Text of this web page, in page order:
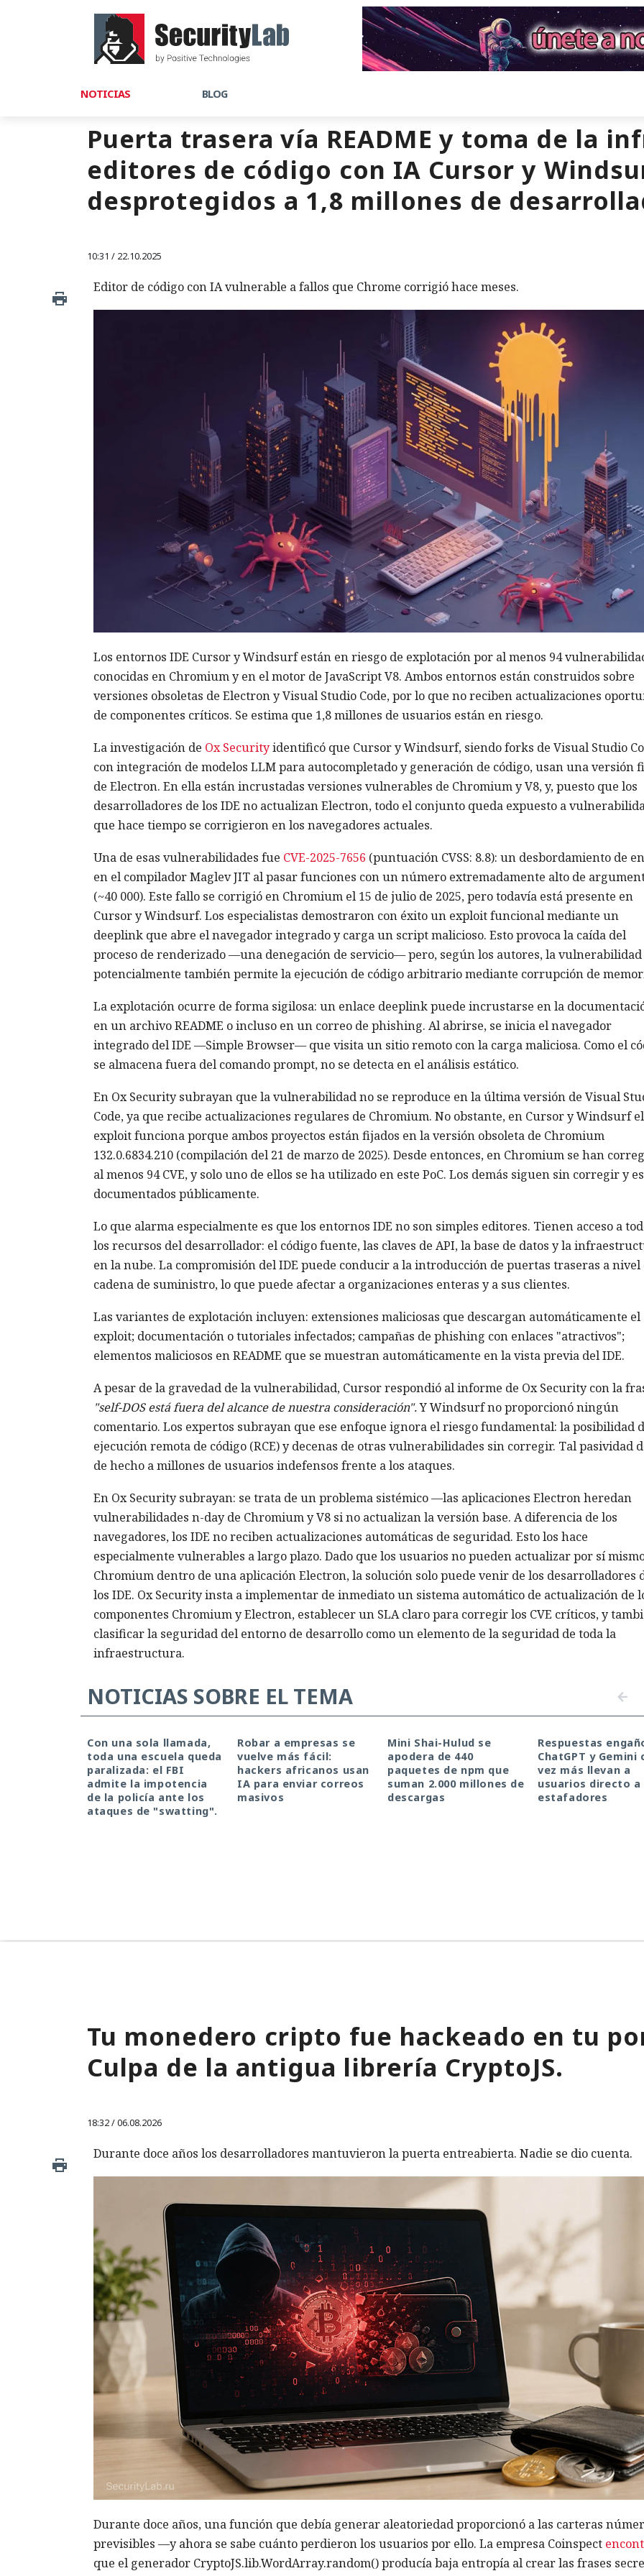
NOTICIAS BLOG
Puerta trasera vía README y toma de la
editores de código con IA Cursor y
desprotegidos a 1,8 millones de
10:31 / 22.10.2025
Editor de código con IA vulnerable a fallos que Chrome corrigió hace meses.
Los entornos IDE Cursor y Windsurf están en riesgo de explotación por al menos 94
conocidas en Chromium y en el motor de JavaScript V8. Ambos entornos están construidos sobre
versiones obsoletas de Electron y Visual Studio Code, por lo que no reciben actualizaciones
de componentes críticos. Se estima que 1,8 millones de usuarios están en riesgo.
La investigación de Ox Securityidentificó que Cursor y Windsurf, siendo forks de Visual Studio
con integración de modelos LLM para autocompletado y generación de código, usan una versión
de Electron. En ella están incrustadas versiones vulnerables de Chromium y V8, y, puesto que los
desarrolladores de los IDE no actualizan Electron, todo el conjunto queda expuesto a
que hace tiempo se corrigieron en los navegadores actuales.
Una de esas vulnerabilidades fue CVE-2025-7656 (puntuación CVSS: 8.8): un desbordamiento de
en el compilador Maglev JIT al pasar funciones con un número extremadamente alto de
(~40 000). Este fallo se corrigió en Chromium el 15 de julio de 2025, pero todavía está presente en
Cursor y Windsurf. Los especialistas demostraron con éxito un exploit funcional mediante un
deeplink que abre el navegador integrado y carga un script malicioso. Esto provoca la caída del
proceso de renderizado —una denegación de servicio— pero, según los autores, la vulnerabilidad
potencialmente también permite la ejecución de código arbitrario mediante corrupción de
La explotación ocurre de forma sigilosa: un enlace deeplink puede incrustarse en la
en un archivo README o incluso en un correo de phishing. Al abrirse, se inicia el navegador
integrado del IDE —Simple Browser— que visita un sitio remoto con la carga maliciosa. Como el
se almacena fuera del comando prompt, no se detecta en el análisis estático.
En Ox Security subrayan que la vulnerabilidad no se reproduce en la última versión de Visual
Code, ya que recibe actualizaciones regulares de Chromium. No obstante, en Cursor y Windsurf el
exploit funciona porque ambos proyectos están fijados en la versión obsoleta de Chromium
132.0.6834.210 (compilación del 21 de marzo de 2025). Desde entonces, en Chromium se han
al menos 94 CVE, y solo uno de ellos se ha utilizado en este PoC. Los demás siguen sin corregir y
documentados públicamente.
Lo que alarma especialmente es que los entornos IDE no son simples editores. Tienen acceso a
los recursos del desarrollador: el código fuente, las claves de API, la base de datos y la
en la nube. La compromisión del IDE puede conducir a la introducción de puertas traseras a nivel
cadena de suministro, lo que puede afectar a organizaciones enteras y a sus clientes.
Las variantes de explotación incluyen: extensiones maliciosas que descargan automáticamente el
exploit; documentación o tutoriales infectados; campañas de phishing con enlaces "atractivos";
elementos maliciosos en README que se muestran automáticamente en la vista previa del IDE.
A pesar de la gravedad de la vulnerabilidad, Cursor respondió al informe de Ox Security con la
"self-DOS está fuera del alcance de nuestra consideración".Y Windsurf no proporcionó ningún
comentario. Los expertos subrayan que ese enfoque ignora el riesgo fundamental: la posibilidad
ejecución remota de código (RCE) y decenas de otras vulnerabilidades sin corregir. Tal pasividad
de hecho a millones de usuarios indefensos frente a los ataques.
En Ox Security subrayan: se trata de un problema sistémico —las aplicaciones Electron heredan
vulnerabilidades n-day de Chromium y V8 si no actualizan la versión base. A diferencia de los
navegadores, los IDE no reciben actualizaciones automáticas de seguridad. Esto los hace
especialmente vulnerables a largo plazo. Dado que los usuarios no pueden actualizar por sí
Chromium dentro de una aplicación Electron, la solución solo puede venir de los desarrolladores
los IDE. Ox Security insta a implementar de inmediato un sistema automático de actualización de
componentes Chromium y Electron, establecer un SLA claro para corregir los CVE críticos, y
clasificar la seguridad del entorno de desarrollo como un elemento de la seguridad de toda la
infraestructura.
NOTICIAS SOBRE EL TEMA
Con una sola llamada,
toda una escuela queda
paralizada: el FBI
admite la impotencia
de la policía ante los
ataques de "swatting".
Robar a empresas se
vuelve más fácil:
hackers africanos usan
IA para enviar correos
masivos
Mini Shai-Hulud se
apodera de 440
paquetes de npm que
suman 2.000 millones de
descargas
Respuestas
ChatGPT y Gemini
vez más llevan a
usuarios directo a
estafadores
Tu monedero cripto fue hackeado en tu
Culpa de la antigua librería CryptoJS.
18:32 / 06.08.2026
Durante doce años los desarrolladores mantuvieron la puerta entreabierta. Nadie se dio cuenta.
Durante doce años, una función que debía generar aleatoriedad proporcionó a las carteras
previsibles —y ahora se sabe cuánto perdieron los usuarios por ello. La empresa Coinspect
que el generador CryptoJS.lib.WordArray.random() producía baja entropía al crear las frases